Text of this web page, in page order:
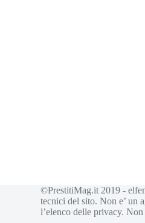
©PrestitiMag.it 2019 -
tecnici del sito. Non e’ un
l’elenco delle privacy.